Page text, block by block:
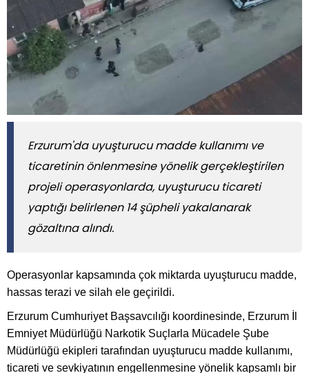
Erzurum'da uyuşturucu madde kullanımı ve
ticaretinin önlenmesine yönelik gerçekleştirilen
projeli operasyonlarda, uyuşturucu ticareti
yaptığı belirlenen 14 şüpheli yakalanarak
gözaltına alındı.
Operasyonlar kapsamında çok miktarda uyuşturucu madde,
hassas terazi ve silah ele geçirildi.
Erzurum Cumhuriyet Başsavcılığı koordinesinde, Erzurum İl
Emniyet Müdürlüğü Narkotik Suçlarla Mücadele Şube
Müdürlüğü ekipleri tarafından uyuşturucu madde kullanımı,
ticareti ve sevkiyatının engellenmesine yönelik kapsamlı bir